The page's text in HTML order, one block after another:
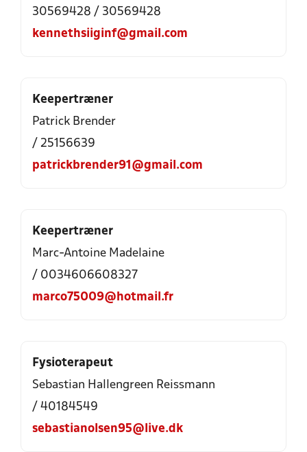
30569428 / 30569428
kennethsiiginf@gmail.com
Keepertræner
Patrick Brender
/ 25156639
patrickbrender91@gmail.com
Keepertræner
Marc-Antoine Madelaine
/ 0034606608327
marco75009@hotmail.fr
Fysioterapeut
Sebastian Hallengreen Reissmann
/ 40184549
sebastianolsen95@live.dk